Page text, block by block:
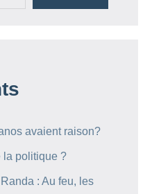
avaient raison?
la politique ?
: Au feu, les